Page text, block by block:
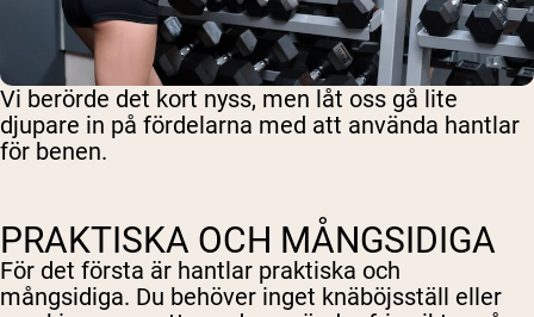
Vi berörde det kort nyss, men låt oss gå lite
djupare in på fördelarna med att använda hantlar
för benen.
PRAKTISKA OCH MÅNGSIDIGA
För det första är hantlar praktiska och
mångsidiga. Du behöver inget knäböjsställ eller